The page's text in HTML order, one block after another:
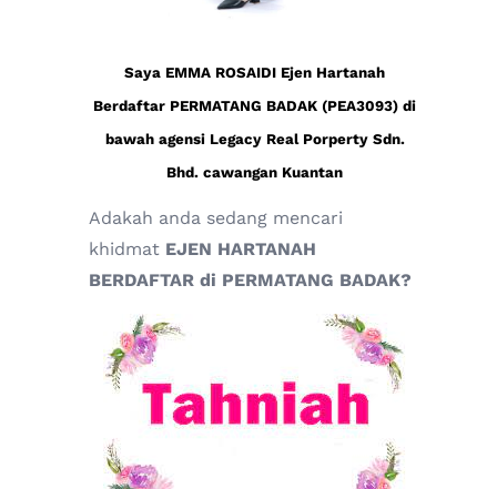
Saya EMMA ROSAIDI Ejen Hartanah
Berdaftar PERMATANG BADAK (PEA3093) di
bawah agensi Legacy Real Porperty Sdn.
Bhd. cawangan Kuantan
Adakah anda sedang mencari
khidmat EJEN HARTANAH
BERDAFTAR di PERMATANG BADAK?